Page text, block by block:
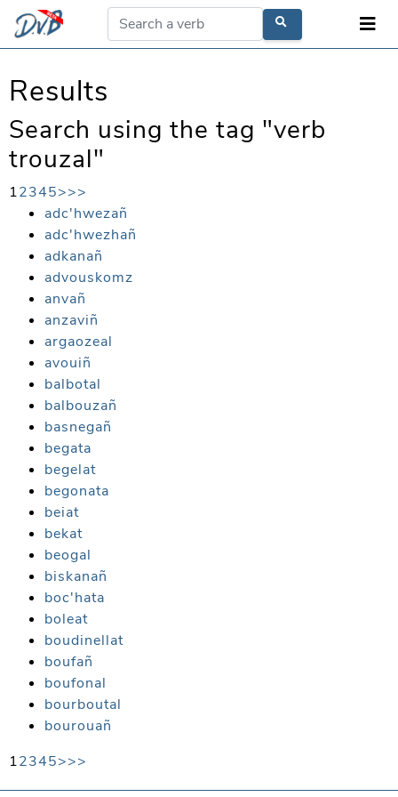
Results
Search using the tag "verb
trouzal"
12345>>>
adc'hwezañ
adc'hwezhañ
adkanañ
advouskomz
anvañ
anzaviñ
argaozeal
avouiñ
balbotal
balbouzañ
basnegañ
begata
begelat
begonata
beiat
bekat
beogal
biskanañ
boc'hata
boleat
boudinellat
boufañ
boufonal
bourboutal
bourouañ
12345>>>